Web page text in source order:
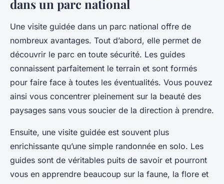
dans un parc national
Une visite guidée dans un parc national offre de
nombreux avantages. Tout d’abord, elle permet de
découvrir le parc en toute sécurité. Les guides
connaissent parfaitement le terrain et sont formés
pour faire face à toutes les éventualités. Vous pouvez
ainsi vous concentrer pleinement sur la beauté des
paysages sans vous soucier de la direction à prendre.
Ensuite, une visite guidée est souvent plus
enrichissante qu’une simple randonnée en solo. Les
guides sont de véritables puits de savoir et pourront
vous en apprendre beaucoup sur la faune, la flore et